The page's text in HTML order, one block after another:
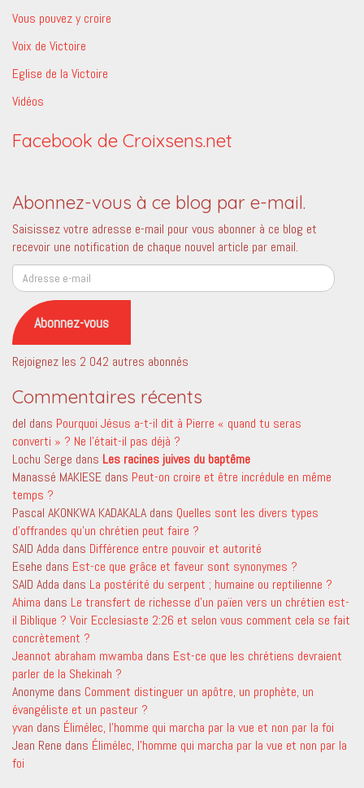
Vous pouvez y croire
Voix de Victoire
Eglise de la Victoire
Vidéos
Facebook de Croixsens.net
Abonnez-vous à ce blog par e-mail.
Saisissez votre adresse e-mail pour vous abonner à ce blog et
recevoir une notification de chaque nouvel article par email.
Adresse
e-
mail
Abonnez-vous
Rejoignez les 2 042 autres abonnés
Commentaires récents
del dans Pourquoi Jésus a-t-il dit à Pierre « quand tu seras
converti » ? Ne l’était-il pas déjà ?
Lochu Serge dans Les racines juives du baptême
Manassé MAKIESE dans Peut-on croire et être incrédule en même
temps ?
Pascal AKONKWA KADAKALA dans Quelles sont les divers types
d’offrandes qu’un chrétien peut faire ?
SAID Adda dans Différence entre pouvoir et autorité
Esehe dans Est-ce que grâce et faveur sont synonymes ?
SAID Adda dans La postérité du serpent ; humaine ou reptilienne ?
Ahima dans Le transfert de richesse d’un païen vers un chrétien est-
il Biblique ? Voir Ecclesiaste 2:26 et selon vous comment cela se fait
concrètement ?
Jeannot abraham mwamba dans Est-ce que les chrétiens devraient
parler de la Shekinah ?
Anonyme dans Comment distinguer un apôtre, un prophète, un
évangéliste et un pasteur ?
yvan dans Élimélec, l’homme qui marcha par la vue et non par la foi
Jean Rene dans Élimélec, l’homme qui marcha par la vue et non par la
foi